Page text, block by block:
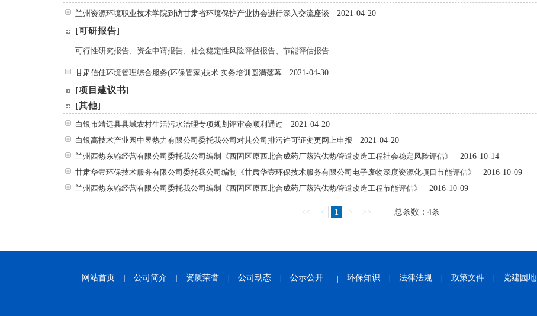
兰州资源环境职业技术学院到访甘肃省环境保护产业协会进行深入交流座谈 2021-04-20
[可研报告]
可行性研究报告、资金申请报告、社会稳定性风险评估报告、节能评估报告
甘肃信佳环境管理综合服务(环保管家)技术 实务培训圆满落幕 2021-04-30
[项目建议书]
[其他]
白银市靖远县县域农村生活污水治理专项规划评审会顺利通过
2021-04-20
白银高技术产业园中昱热力有限公司委托我公司对其公司排污许可证变更网上申报
2021-04-20
兰州西热东输经营有限公司委托我公司编制《西固区原西北合成药厂蒸汽供热管道改造工程社会稳定风险评估》
2016-10-14
甘肃华壹环保技术服务有限公司委托我公司编制《甘肃华壹环保技术服务有限公司电子废物深度资源化项目节能评估》
2016-10-09
兰州西热东输经营有限公司委托我公司编制《西固区原西北合成药厂蒸汽供热管道改造工程节能评估》
2016-10-09
<< < 1 > >> 总条数：4条
网站首页 公司简介 资质荣誉 公司动态 公示公开 | 环保知识 法律法规 政策文件 党建园地